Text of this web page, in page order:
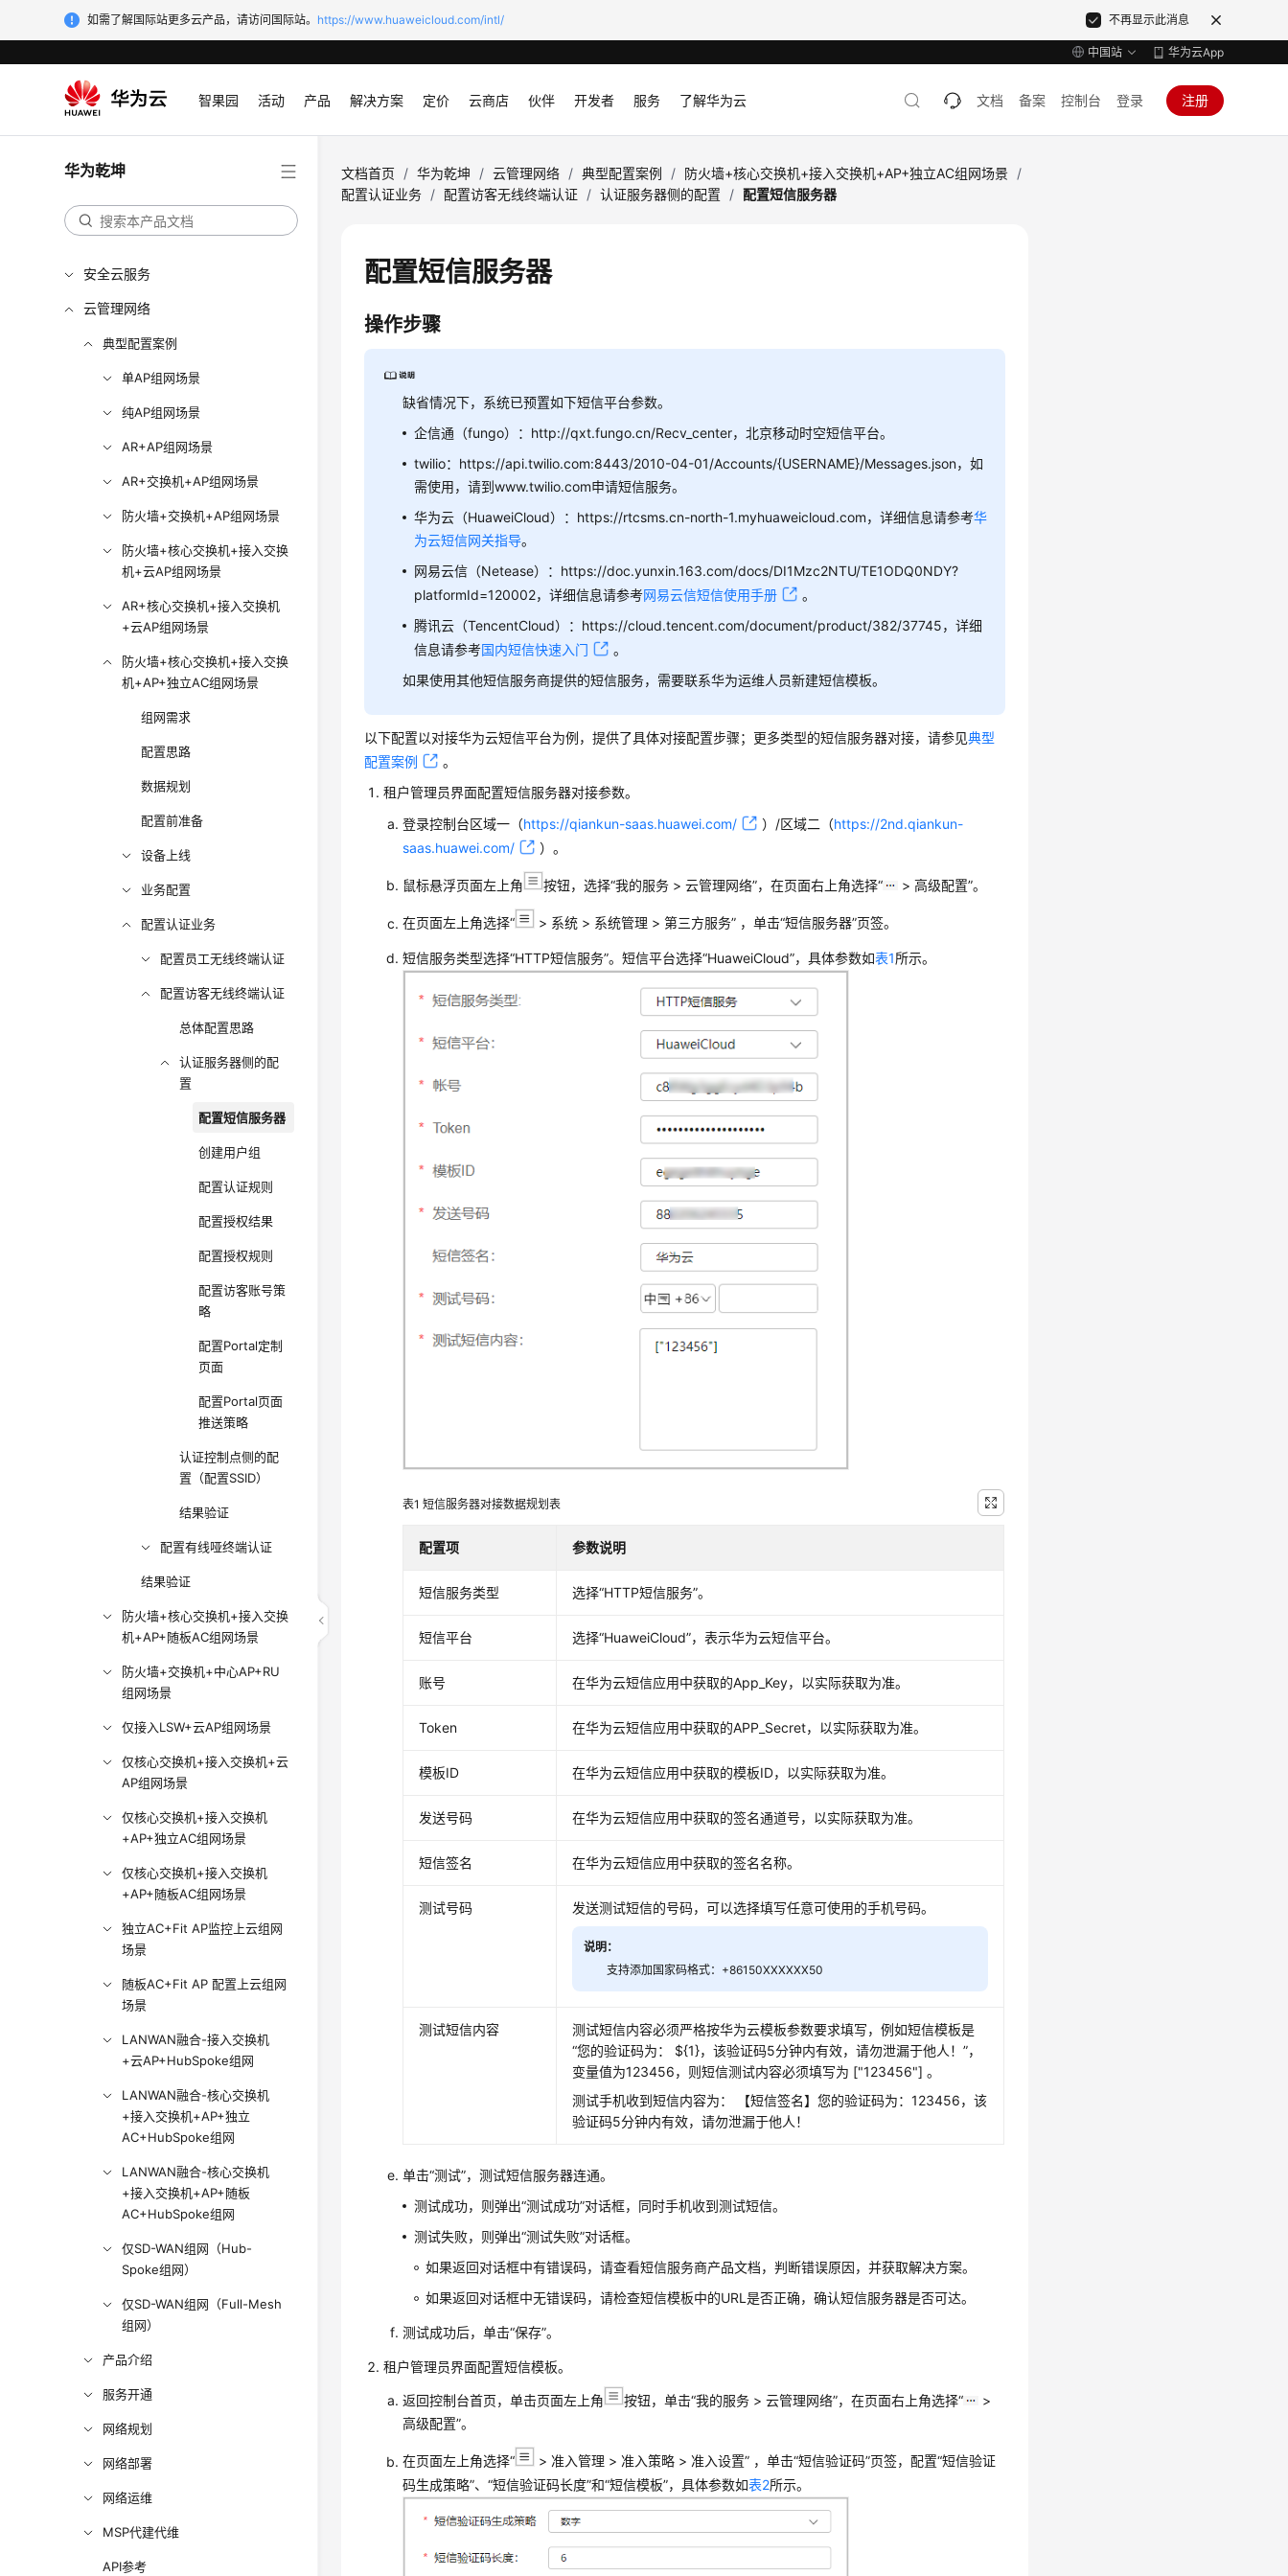
如需了解国际站更多云产品，请访问国际站。 https://www.huaweicloud.com/intl/ 不再显示此消息
中国站 华为云App
智果园 活动 产品 解决方案 定价 云商店 伙伴 开发者 服务 了解华为云 文档 备案 控制台 登录 注册
华为乾坤
安全云服务
云管理网络
典型配置案例
单AP组网场景
纯AP组网场景
AR+AP组网场景
AR+交换机+AP组网场景
防火墙+交换机+AP组网场景
防火墙+核心交换机+接入交换
机+云AP组网场景
AR+核心交换机+接入交换机
+云AP组网场景
防火墙+核心交换机+接入交换
机+AP+独立AC组网场景
组网需求
配置思路
数据规划
配置前准备
设备上线
业务配置
配置认证业务
配置员工无线终端认证
配置访客无线终端认证
总体配置思路
认证服务器侧的配
置
配置短信服务器
创建用户组
配置认证规则
配置授权结果
配置授权规则
配置访客账号策
略
配置Portal定制
页面
配置Portal页面
推送策略
认证控制点侧的配
置（配置SSID）
结果验证
配置有线哑终端认证
结果验证
防火墙+核心交换机+接入交换
机+AP+随板AC组网场景
防火墙+交换机+中心AP+RU
组网场景
仅接入LSW+云AP组网场景
仅核心交换机+接入交换机+云
AP组网场景
仅核心交换机+接入交换机
+AP+独立AC组网场景
仅核心交换机+接入交换机
+AP+随板AC组网场景
独立AC+Fit AP监控上云组网
场景
随板AC+Fit AP 配置上云组网
场景
LANWAN融合-接入交换机
+云AP+HubSpoke组网
LANWAN融合-核心交换机
+接入交换机+AP+独立
AC+HubSpoke组网
LANWAN融合-核心交换机
+接入交换机+AP+随板
AC+HubSpoke组网
仅SD-WAN组网（Hub-
Spoke组网）
仅SD-WAN组网（Full-Mesh
组网）
产品介绍
服务开通
网络规划
网络部署
网络运维
MSP代建代维
API参考
文档首页 / 华为乾坤 / 云管理网络 / 典型配置案例 / 防火墙+核心交换机+接入交换机+AP+独立AC组网场景 /
配置认证业务 / 配置访客无线终端认证 / 认证服务器侧的配置 / 配置短信服务器
配置短信服务器
操作步骤
缺省情况下，系统已预置如下短信平台参数。
企信通（fungo）：http://qxt.fungo.cn/Recv_center，北京移动时空短信平台。
twilio：https://api.twilio.com:8443/2010-04-01/Accounts/{USERNAME}/Messages.json，如
需使用，请到www.twilio.com申请短信服务。
华为云（HuaweiCloud）：https://rtcsms.cn-north-1.myhuaweicloud.com，详细信息请参考华
为云短信网关指导。
网易云信（Netease）：https://doc.yunxin.163.com/docs/DI1Mzc2NTU/TE1ODQ0NDY?
platformId=120002，详细信息请参考网易云信短信使用手册
。
腾讯云（TencentCloud）：https://cloud.tencent.com/document/product/382/37745，详细
信息请参考国内短信快速入门
。
如果使用其他短信服务商提供的短信服务，需要联系华为运维人员新建短信模板。
以下配置以对接华为云短信平台为例，提供了具体对接配置步骤；更多类型的短信服务器对接，请参见典型
配置案例
。
租户管理员界面配置短信服务器对接参数。
登录控制台区域一（https://qiankun-saas.huawei.com/ ）/区域二（https://2nd.qiankun-
saas.huawei.com/
）。
鼠标悬浮页面左上角 按钮，选择“我的服务 > 云管理网络”，在页面右上角选择“ > 高级配置”。
在页面左上角选择“ > 系统 > 系统管理 >第三方服务” ，单击“短信服务器”页签。
短信服务类型选择“HTTP短信服务”。短信平台选择“HuaweiCloud”，具体参数如表1所示。
表1短信服务器对接数据规划表
配置项 参数说明
短信服务类型 选择“HTTP短信服务”。
短信平台 选择“HuaweiCloud”，表示华为云短信平台。
账号 在华为云短信应用中获取的App_Key，以实际获取为准。
Token 在华为云短信应用中获取的APP_Secret，以实际获取为准。
模板ID 在华为云短信应用中获取的模板ID，以实际获取为准。
发送号码 在华为云短信应用中获取的签名通道号，以实际获取为准。
短信签名 在华为云短信应用中获取的签名名称。
测试号码 发送测试短信的号码，可以选择填写任意可使用的手机号码。
说明：
支持添加国家码格式：+86150XXXXXX50
测试短信内容
测试短信内容必须严格按华为云模板参数要求填写，例如短信模板是
“您的验证码为： ${1}，该验证码5分钟内有效，请勿泄漏于他人！”，
变量值为123456，则短信测试内容必须填写为 ["123456"] 。
测试手机收到短信内容为： 【短信签名】您的验证码为：123456，该
验证码5分钟内有效，请勿泄漏于他人！
单击“测试”，测试短信服务器连通。
测试成功，则弹出“测试成功”对话框，同时手机收到测试短信。
测试失败，则弹出“测试失败”对话框。
如果返回对话框中有错误码，请查看短信服务商产品文档，判断错误原因，并获取解决方案。
如果返回对话框中无错误码，请检查短信模板中的URL是否正确，确认短信服务器是否可达。
测试成功后，单击“保存”。
租户管理员界面配置短信模板。
返回控制台首页，单击页面左上角 按钮，单击“我的服务 > 云管理网络”，在页面右上角选择“
>
高级配置”。
在页面左上角选择“ >准入管理 >准入策略 >准入设置” ，单击“短信验证码”页签，配置“短信验证
码生成策略”、“短信验证码长度”和“短信模板”，具体参数如表2所示。